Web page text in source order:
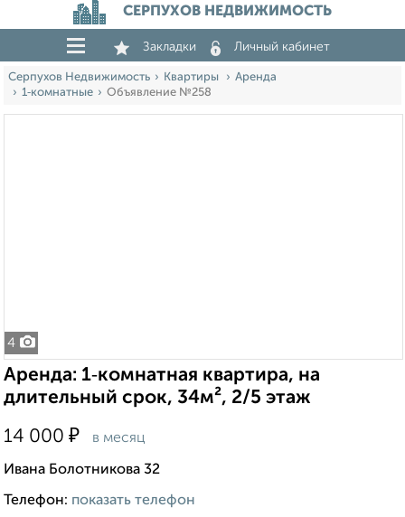
СЕРПУХОВ НЕДВИЖИМОСТЬ
Закладки Личный кабинет
Серпухов Недвижимость Квартиры
Аренда
1‑комнатные
Объявление №258
4
Аренда: 1‑комнатная квартира, на
длительный срок, 34м², 2/5 этаж
14 000 ₽ в месяц
Ивана Болотникова 32
Телефон: показать телефон